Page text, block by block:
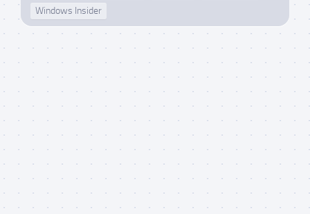
Windows Insider